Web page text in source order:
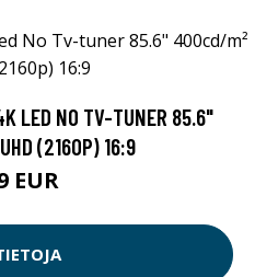
LED NO TV-TUNER 85.6"
(2160P) 16:9
EUR